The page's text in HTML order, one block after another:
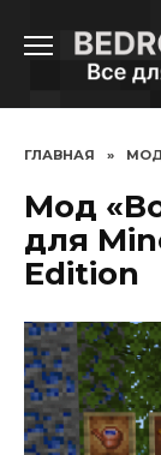
содержанию
ГЛАВНАЯ »
Мод
для
Edition